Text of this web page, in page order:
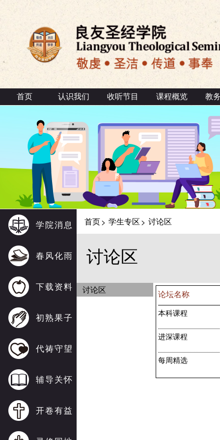
首页 认识我们 收听节目 课程概览 教
学院消息
春风化雨
下载资料
初熟果子
代祷守望
辅导关怀
开卷有益
首页> 学生专区> 讨论区
讨论区
讨论区
论坛名称
本科课程
进深课程
每周精选